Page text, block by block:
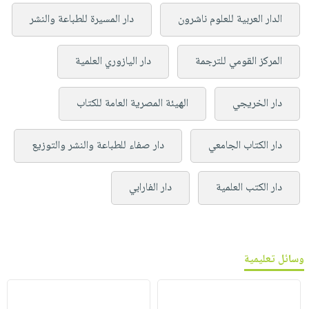
الدار العربية للعلوم ناشرون دار المسيرة للطباعة والنشر
المركز القومي للترجمة دار اليازوري العلمية
دار الخريجي الهيئة المصرية العامة للكتاب
دار الكتاب الجامعي دار صفاء للطباعة والنشر والتوزيع
دار الكتب العلمية دار الفارابي
وسائل تعليمية